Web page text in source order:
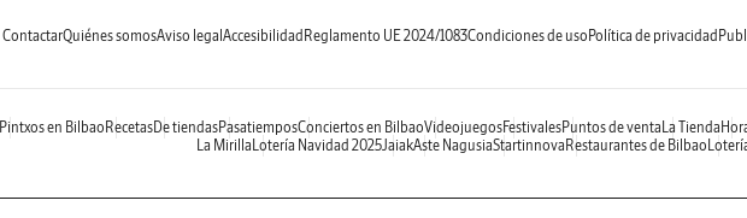
ContactarQuiénes somosAviso legal Accesibilidad Reglamento UE 2024/1083Condiciones de uso Política de privacidad
Pintxos en Bilbao RecetasDe tiendasPasatiemposConciertos en BilbaoVideojuegosFestivalesPuntos de venta La Tienda
La Mirilla Lotería Navidad 2025JaiakAste NagusiaStartinnova Restaurantes de Bilbao